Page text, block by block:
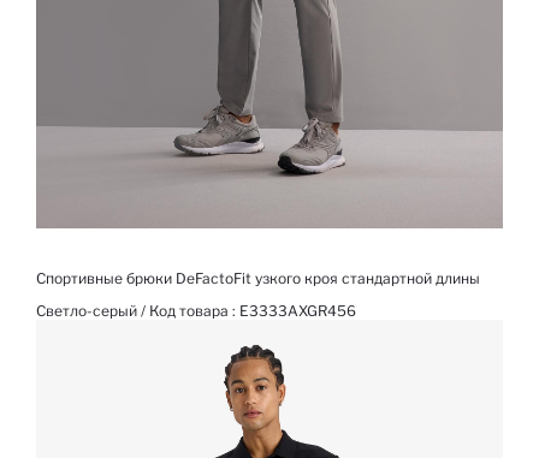
Спортивные брюки DeFactoFit узкого кроя стандартной длины
Светло-серый / Код товара : E3333AXGR456